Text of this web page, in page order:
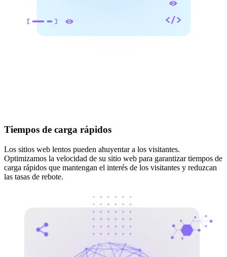
Tiempos de carga rápidos
Los sitios web lentos pueden ahuyentar a los visitantes.
Optimizamos la velocidad de su sitio web para garantizar tiempos de
carga rápidos que mantengan el interés de los visitantes y reduzcan
las tasas de rebote.